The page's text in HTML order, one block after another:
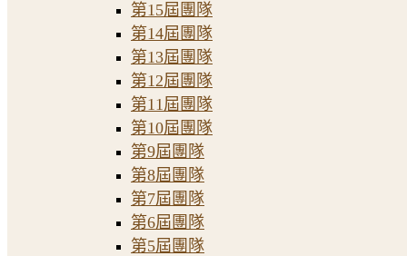
第15屆團隊
第14屆團隊
第13屆團隊
第12屆團隊
第11屆團隊
第10屆團隊
第9屆團隊
第8屆團隊
第7屆團隊
第6屆團隊
第5屆團隊